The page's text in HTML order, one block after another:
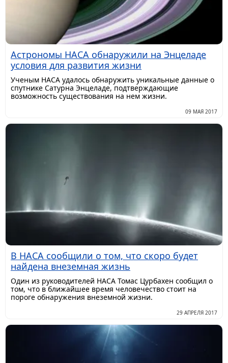
Астрономы НАСА обнаружили на Энцеладе
условия для развития жизни
Ученым НАСА удалось обнаружить уникальные данные о
спутнике Сатурна Энцеладе, подтверждающие
возможность существования на нем жизни.
09 МАЯ 2017
В НАСА сообщили о том, что скоро будет
найдена внеземная жизнь
Один из руководителей НАСА Томас Цурбахен сообщил о
том, что в ближайшее время человечество стоит на
пороге обнаружения внеземной жизни.
29 АПРЕЛЯ 2017